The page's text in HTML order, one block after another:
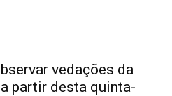
vedações da
partir desta quinta-